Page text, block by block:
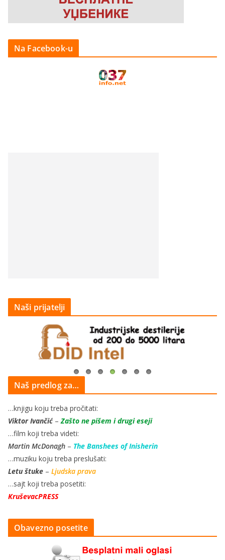
Na Facebook-u
Naši prijatelji
Naš predlog za…
…knjigu koju treba pročitati:
Viktor Ivančić–Zašto ne pišem i drugi eseji
…film koji treba videti:
Martin McDonagh – The Banshees of Inisherin
…muziku koju treba preslušati:
Letu štuke – Ljudska prava
…sajt koji treba posetiti:
KruševacPRESS
Obavezno posetite